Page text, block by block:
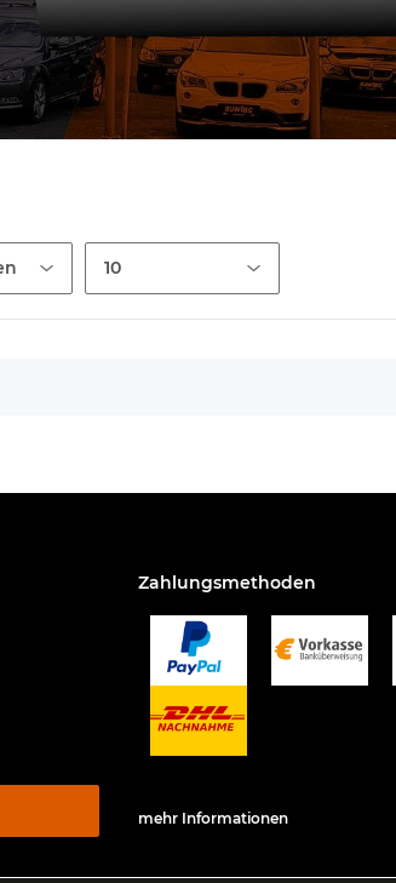
Zahlungsmethoden
mehr Informationen